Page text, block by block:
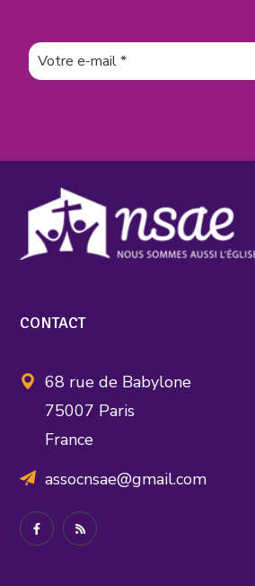
CONTACT
68 rue de Babylone
75007 Paris
France
assocnsae@gmail.com